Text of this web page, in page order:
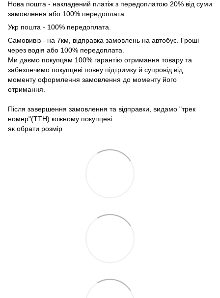
Нова пошта - накладений платіж з передоплатою 20% від суми
замовлення або 100% передоплата.
Укр пошта - 100% передоплата.
Самовивіз - на 7км, відправка замовлень на автобус. Гроші
через водія або 100% передоплата.
Ми даємо покупцям 100% гарантію отримання товару та
забезпечимо покупцеві повну підтримку й супровід від
моменту оформлення замовлення до моменту його
отримання.
Після завершення замовлення та відправки, видамо "трек
номер"(ТТН) кожному покупцеві.
як обрати розмір